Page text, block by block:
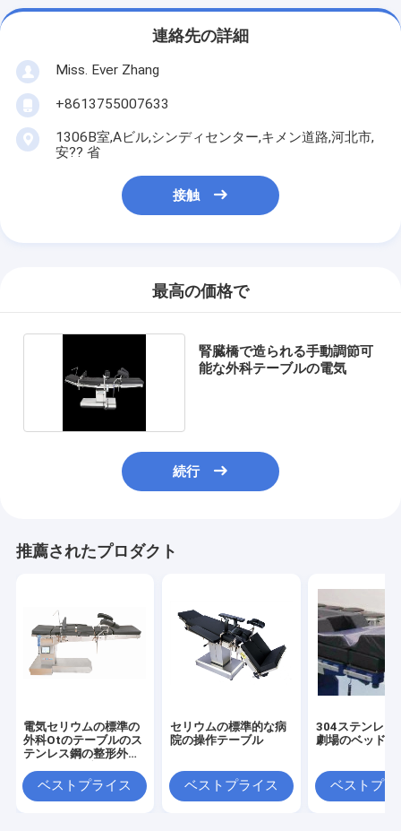
連絡先の詳細
Miss. Ever Zhang
+8613755007633
1306B室,Aビル,シンディセンター,キメン道路,河北市,
安?? 省
接触
最高の価格で
腎臓橋で造られる手動調節可
能な外科テーブルの電気
続行
推薦されたプロダクト
電気セリウムの標準の
外科Otのテーブルのス
テンレス鋼の整形外科
ベストプライス
セリウムの標準的な病
院の操作テーブル
ベストプライス
304ステンレス
劇場のベッド
ベストプラ